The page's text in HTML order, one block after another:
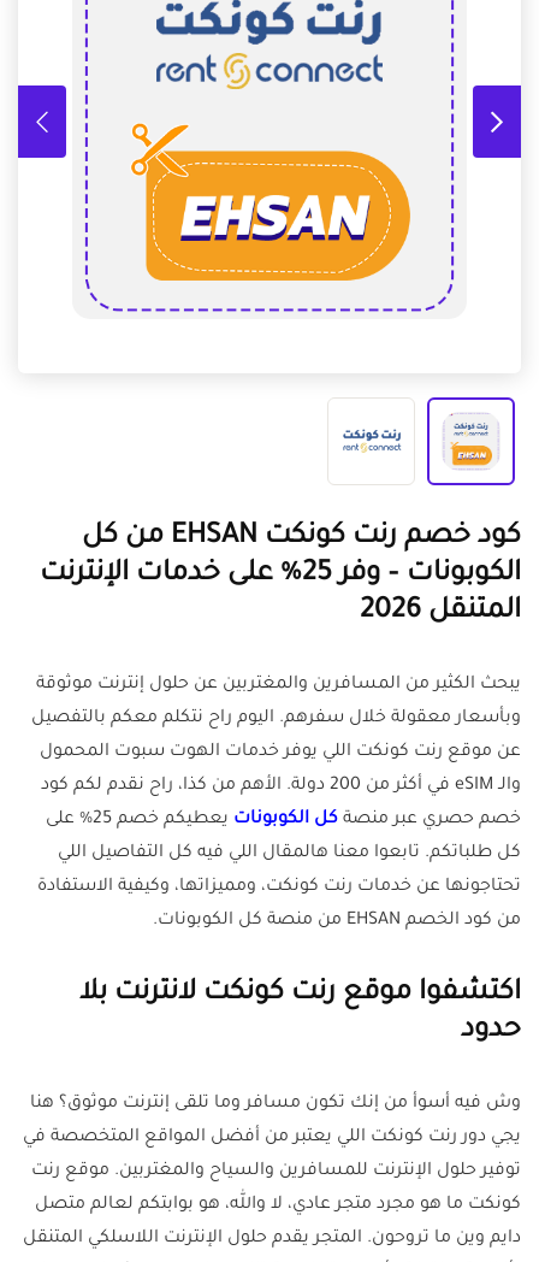
كود خصم رنت كونكت EHSAN من كل
الكوبونات – وفر 25% على خدمات الإنترنت
المتنقل 2026
يبحث الكثير من المسافرين والمغتربين عن حلول إنترنت موثوقة
وبأسعار معقولة خلال سفرهم. اليوم راح نتكلم معكم بالتفصيل
عن موقع رنت كونكت اللي يوفر خدمات الهوت سبوت المحمول
والـ eSIM في أكثر من 200 دولة. الأهم من كذا، راح نقدم لكم كود
خصم حصري عبر منصة كل الكوبونات
يعطيكم خصم 25% على
كل طلباتكم. تابعوا معنا هالمقال اللي فيه كل التفاصيل اللي
تحتاجونها عن خدمات رنت كونكت، ومميزاتها، وكيفية الاستفادة
من كود الخصم EHSAN من منصة كل الكوبونات.
اكتشفوا موقع رنت كونكت لانترنت بلا
حدود
وش فيه أسوأ من إنك تكون مسافر وما تلقى إنترنت موثوق؟ هنا
يجي دور رنت كونكت اللي يعتبر من أفضل المواقع المتخصصة في
توفير حلول الإنترنت للمسافرين والسياح والمغتربين. موقع رنت
كونكت ما هو مجرد متجر عادي، لا والله، هو بوابتكم لعالم متصل
دايم وين ما تروحون. المتجر يقدم حلول الإنترنت اللاسلكي المتنقل